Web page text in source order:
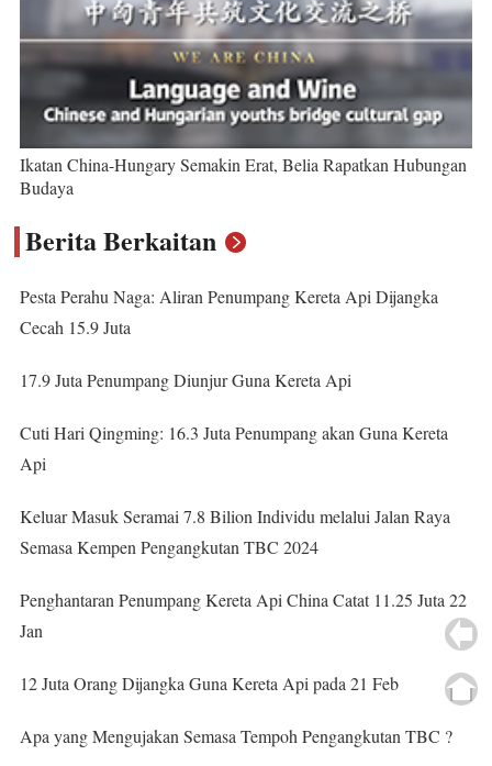
Ikatan China-Hungary Semakin Erat, Belia Rapatkan Hubungan
Budaya
Berita Berkaitan
Pesta Perahu Naga: Aliran Penumpang Kereta Api Dijangka
Cecah 15.9 Juta
17.9 Juta Penumpang Diunjur Guna Kereta Api
Cuti Hari Qingming: 16.3 Juta Penumpang akan Guna Kereta
Api
Keluar Masuk Seramai 7.8 Bilion Individu melalui Jalan Raya
Semasa Kempen Pengangkutan TBC 2024
Penghantaran Penumpang Kereta Api China Catat 11.25 Juta 22
Jan
12 Juta Orang Dijangka Guna Kereta Api pada 21 Feb
Apa yang Mengujakan Semasa Tempoh Pengangkutan TBC ?